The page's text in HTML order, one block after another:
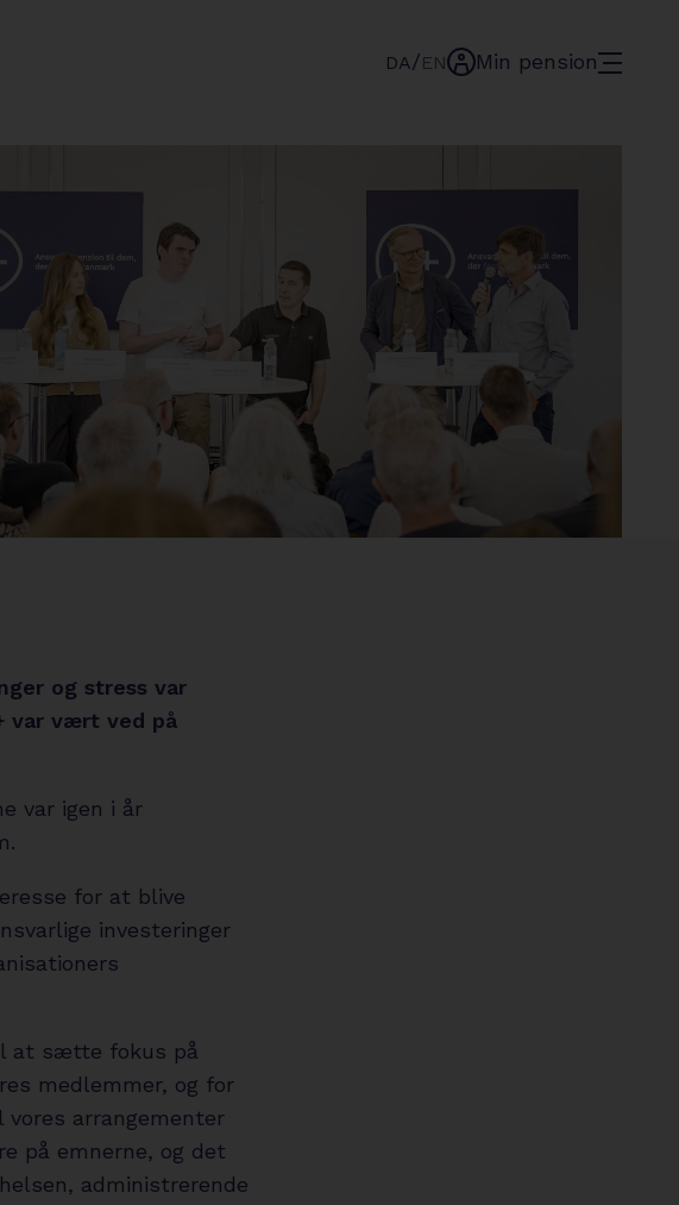
DA/ENmin-Min pensionmenu
og stress var
var vært ved på
var igen i år
for at blive
investeringer
at sætte fokus på
medlemmer, og for
arrangementer
på emnerne, og det
administrerende